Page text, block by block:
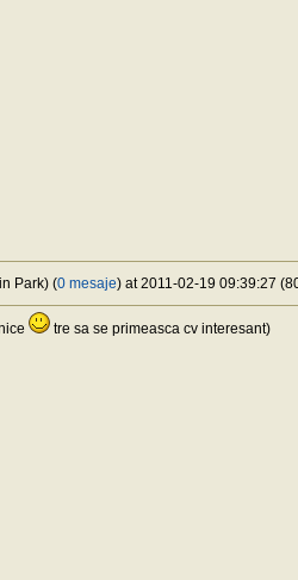
Park) (0 mesaje) at 2011-02-19 09:39:27
tre sa se primeasca cv interesant)